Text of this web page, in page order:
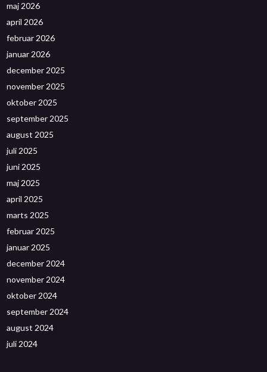
maj 2026
april 2026
februar 2026
januar 2026
december 2025
november 2025
oktober 2025
september 2025
august 2025
juli 2025
juni 2025
maj 2025
april 2025
marts 2025
februar 2025
januar 2025
december 2024
november 2024
oktober 2024
september 2024
august 2024
juli 2024